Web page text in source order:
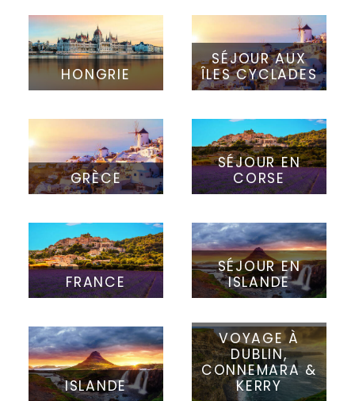
HONGRIE
SÉJOUR AUX
ÎLES CYCLADES
GRÈCE
SÉJOUR EN
CORSE
FRANCE
SÉJOUR EN
ISLANDE
ISLANDE
VOYAGE À
DUBLIN,
CONNEMARA &
KERRY